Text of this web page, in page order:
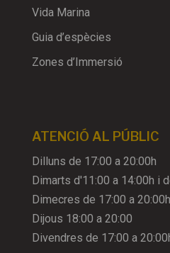
Vida Marina
Guia d’espècies
Zones d’Immersió
ATENCIÓ AL PÚBLIC
Dilluns de 17:00 a 20:00h
Dimarts d'11:00 a 14:00h i
Dimecres de 17:00 a 20:00h
Dijous 18:00 a 20:00
Divendres de 17:00 a